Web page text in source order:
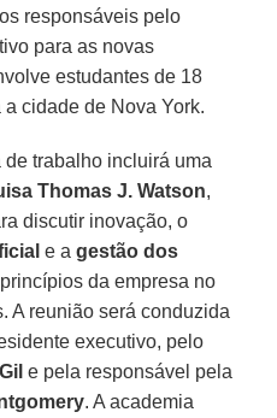
responsáveis pelo
para as novas
estudantes de 18
a cidade de Nova York.
trabalho incluirá uma
Thomas J. Watson,
discutir inovação, o
e agestão dos
da empresa no
A reunião será conduzida
executivo, pelo
e pela responsável pela
. A academia